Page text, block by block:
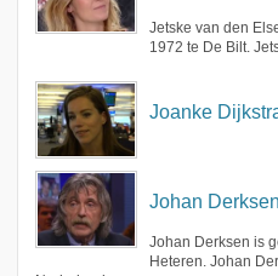
Jetske van den
1972 te De Bilt.
Joanke
Johan Derksen
Johan Derksen is
Heteren. Johan